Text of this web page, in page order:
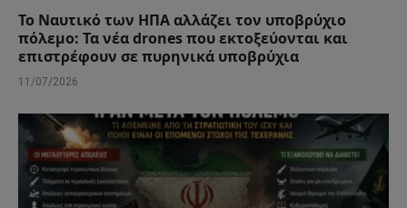
Το Ναυτικό των ΗΠΑ αλλάζει τον υποβρύχιο
πόλεμο: Τα νέα drones που εκτοξεύονται και
επιστρέφουν σε πυρηνικά υποβρύχια
11/07/2026